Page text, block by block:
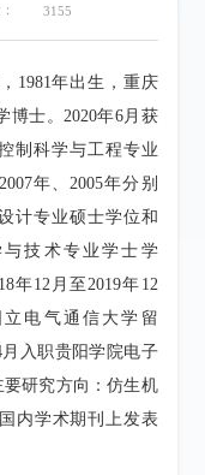
3155
1981年出生，重庆
博士。2020年6月获
制科学与工程专业
年、2005年分别
计专业硕士学位和
技术专业学士学
年12月至2019年12
立电气通信大学留
月入职贵阳学院电子
研究方向：仿生机
内学术期刊上发表